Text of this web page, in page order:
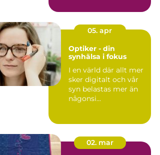
05. apr
Optiker - din
synhälsa i fokus
I en värld där allt mer
sker digitalt och vår
syn belastas mer än
någonsi...
02. mar